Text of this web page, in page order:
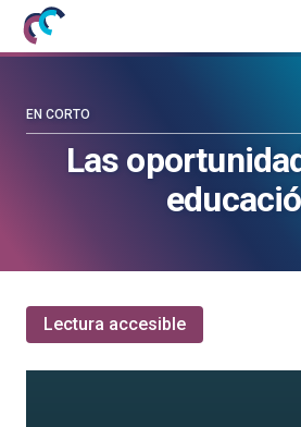
Mujeres
con
la
blog
la
Las
EN CORTO
Lectura accesible